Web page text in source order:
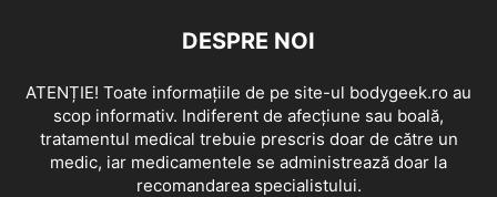
DESPRE NOI
ATENȚIE! Toate informațiile de pe site-ul bodygeek.ro au
scop informativ. Indiferent de afecțiune sau boală,
tratamentul medical trebuie prescris doar de către un
medic, iar medicamentele se administrează doar la
recomandarea specialistului.